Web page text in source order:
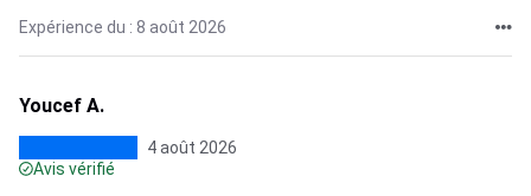
Expérience du : 8 août 2026
Youcef A.
4 août 2026
Avis vérifié